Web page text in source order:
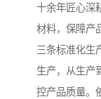
十余年匠心深
材料，保障产
三条标准化生
生产，从生产
控产品质量。